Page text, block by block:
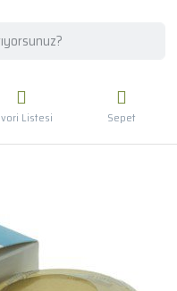
Listesi Sepet